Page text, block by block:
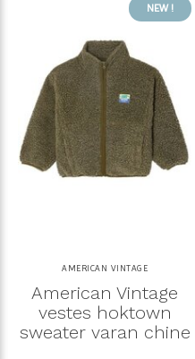
NEW !
AMERICAN VINTAGE
American Vintage
vestes hoktown
sweater varan chine